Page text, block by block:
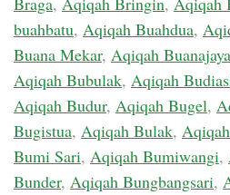
buahbatu, Aqiqah Buahdua,
Buana Mekar, Aqiqah Buanajaya
Aqiqah Bubulak, Aqiqah
Aqiqah Budur, Aqiqah Bugel,
Bugistua, Aqiqah Bulak,
Bumi Sari, Aqiqah Bumiwangi,
Bunder, Aqiqah Bungbangsari,